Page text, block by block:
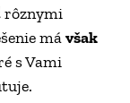
rôznymi
má však
s Vami